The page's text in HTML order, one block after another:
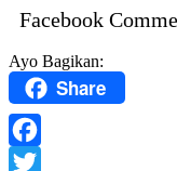
Facebook
Ayo Bagikan:
Share
Facebook